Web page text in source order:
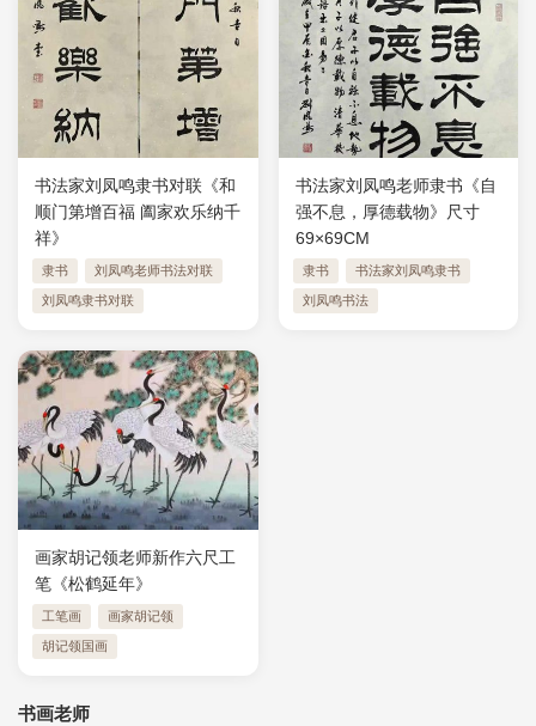
书法家刘凤鸣隶书对联《和
顺门第增百福 阖家欢乐纳千
祥》
隶书 刘凤鸣老师书法对联
刘凤鸣隶书对联
书法家刘凤鸣老师隶书《自
强不息，厚德载物》尺寸
69×69CM
隶书 书法家刘凤鸣隶书
刘凤鸣书法
画家胡记领老师新作六尺工
笔《松鹤延年》
工笔画 画家胡记领
胡记领国画
书画老师